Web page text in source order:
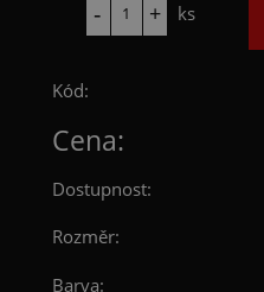
ks
Kód:
Cena:
Dostupnost:
Rozměr:
Barva: